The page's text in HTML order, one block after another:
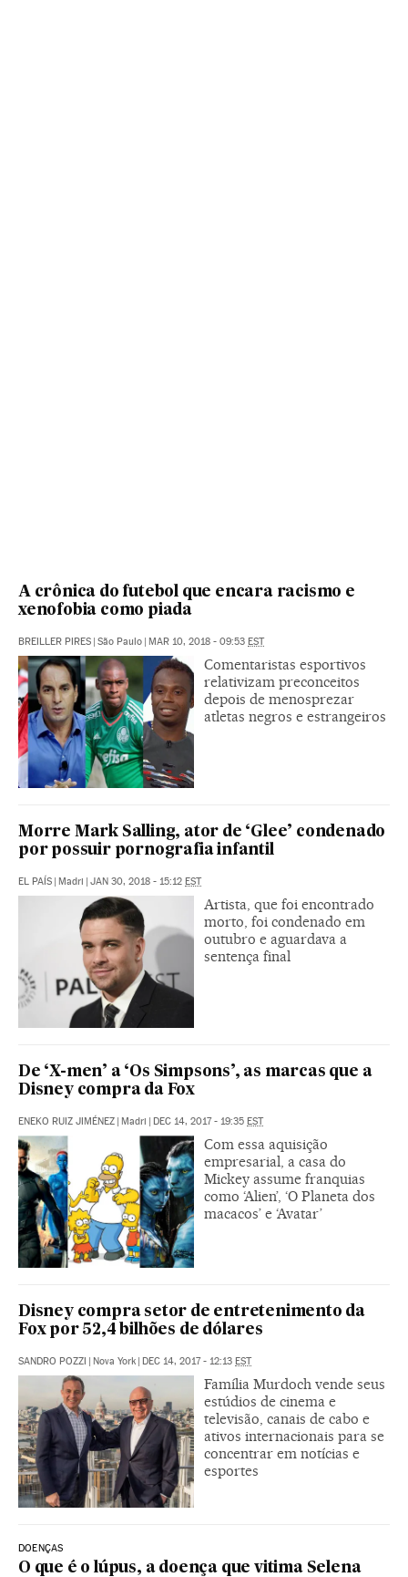
A crônica do futebol que encara racismo e
xenofobia como piada
BREILLER PIRES | São Paulo | MAR 10, 2018 - 09:53 EST
Comentaristas esportivos
relativizam preconceitos
depois de menosprezar
atletas negros e estrangeiros
Morre Mark Salling, ator de ‘Glee’ condenado
por possuir pornografia infantil
EL PAÍS | Madri | JAN 30, 2018 - 15:12 EST
Artista, que foi encontrado
morto, foi condenado em
outubro e aguardava a
sentença final
De ‘X-men’ a ‘Os Simpsons’, as marcas que a
Disney compra da Fox
ENEKO RUIZ JIMÉNEZ | Madri | DEC 14, 2017 - 19:35 EST
Com essa aquisição
empresarial, a casa do
Mickey assume franquias
como ‘Alien’, ‘O Planeta dos
macacos’ e ‘Avatar’
Disney compra setor de entretenimento da
Fox por 52,4 bilhões de dólares
SANDRO POZZI | Nova York | DEC 14, 2017 - 12:13 EST
Família Murdoch vende seus
estúdios de cinema e
televisão, canais de cabo e
ativos internacionais para se
concentrar em notícias e
esportes
DOENÇAS
O que é o lúpus, a doença que vitima Selena